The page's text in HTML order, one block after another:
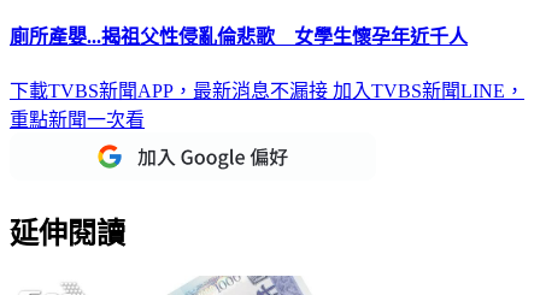
廁所產嬰...揭祖父性侵亂倫悲歌 女學生懷孕年近千人
下載TVBS新聞APP，最新消息不漏接 加入TVBS新聞LINE，
重點新聞一次看
延伸閱讀